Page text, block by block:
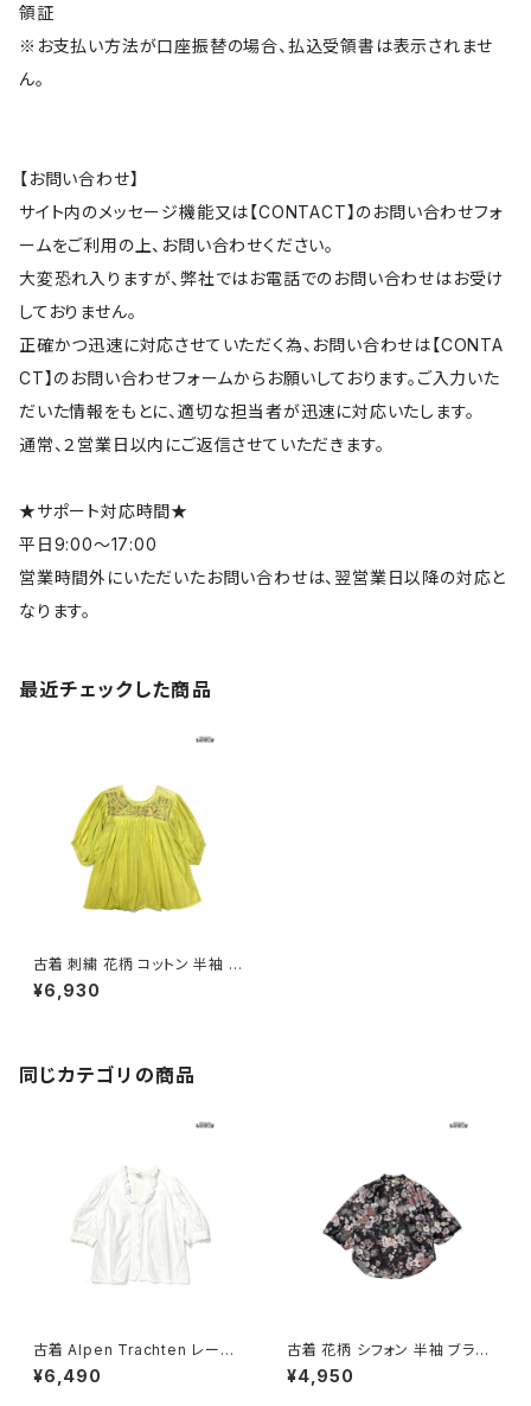
領証
※お支払い方法が口座振替の場合、払込受領書は表示されませ
ん。
【お問い合わせ】
サイト内のメッセージ機能又は【CONTACT】のお問い合わせフォ
ームをご利用の上、お問い合わせください。
大変恐れ入りますが、弊社ではお電話でのお問い合わせはお受け
しておりません。
正確かつ迅速に対応させていただく為、お問い合わせは【CONTA
CT】のお問い合わせフォームからお願いしております。ご入力いた
だいた情報をもとに、適切な担当者が迅速に対応いたします。
通常、２営業日以内にご返信させていただきます。
★サポート対応時間★
平日9:00～17:00
営業時間外にいただいたお問い合わせは、翌営業日以降の対応と
なります。
最近チェックした商品
古着 刺繍 花柄 コットン 半袖 ブ
ラウス 黄 (ttu2604075)
¥6,930
同じカテゴリの商品
古着 Alpen Trachten レース
無地 コットン100％ 五分袖 ブラ
ウス 白 生成り (ttu2605037)
¥6,490
古着 花柄 シフォン 半袖 ブラウ
ス 黒 (ttu2605043)
¥4,950